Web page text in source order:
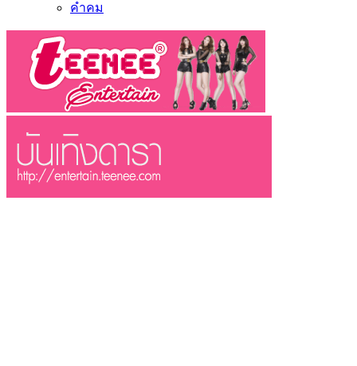
คำคม